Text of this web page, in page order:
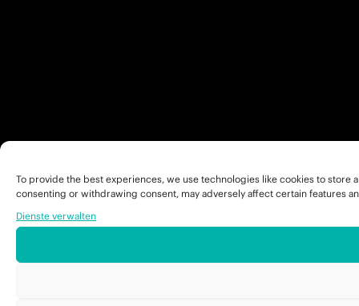
To provide the best experiences, we use technologies like cookies to
consenting or withdrawing consent, may adversely affect certain features
Dienste verwalten